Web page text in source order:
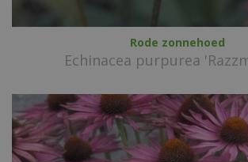
Rode zonnehoed
Echinacea purpurea